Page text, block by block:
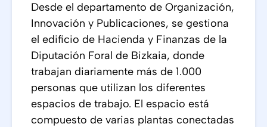
Desde el departamento de Organización,
Innovación y Publicaciones, se gestiona
el edificio de Hacienda y Finanzas de la
Diputación Foral de Bizkaia, donde
trabajan diariamente más de 1.000
personas que utilizan los diferentes
espacios de trabajo. El espacio está
compuesto de varias plantas conectadas